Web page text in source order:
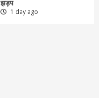
झड़प
1 day ago